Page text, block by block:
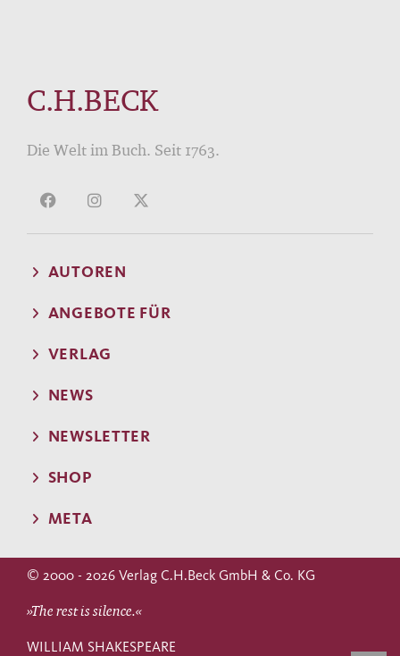
C.H.BECK
Die Welt im Buch. Seit 1763.
AUTOREN
ANGEBOTE FÜR
VERLAG
NEWS
NEWSLETTER
SHOP
META
© 2000 - 2026 Verlag C.H.Beck GmbH & Co. KG
»The rest is silence.«
WILLIAM SHAKESPEARE